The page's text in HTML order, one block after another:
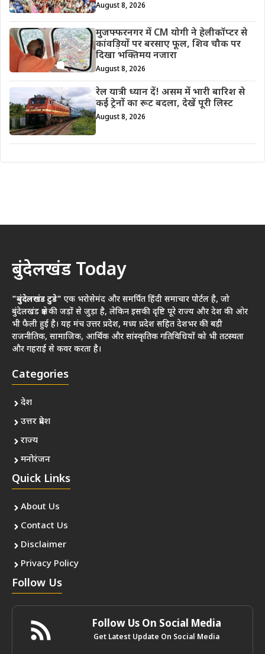
August 8, 2026
मुजफ्फरनगर में CM योगी ने हेलीकॉप्टर से
कांवड़ियों पर बरसाए फूल, शिव चौक पर
दिखा भक्तिमय नजारा
August 8, 2026
रेल यात्री ध्यान दें! असम में भारी बारिश से
कई ट्रेनों का रूट बदला, देखें पूरी लिस्ट
August 8, 2026
बुंदेलखंड Today
"बुंदेलखंड टुडे" एक भरोसेमंद और समर्पित हिंदी समाचार पोर्टल है, जो
बुंदेलखंड क्षेत्र की जड़ों से जुड़ा है, लेकिन इसकी दृष्टि पूरे राज्य और देश की ओर
भी फैली हुई है। यह मंच उत्तर प्रदेश, मध्य प्रदेश सहित देशभर की बड़ी
राजनीतिक, सामाजिक, आर्थिक और सांस्कृतिक गतिविधियों को भी तटस्थता
और गहराई से कवर करता है।
Categories
देश
उत्तर प्रदेश
राज्य
मनोरंजन
Quick Links
About Us
Contact Us
Disclaimer
Privacy Policy
Follow Us
Follow Us On Social Media
Get Latest Update On Social Media